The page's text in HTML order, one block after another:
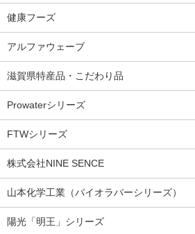
健康フーズ
アルファウェーブ
滋賀県特産品・こだわり品
Prowaterシリーズ
FTWシリーズ
株式会社NINE SENCE
山本化学工業（バイオラバーシリーズ）
陽光「明王」シリーズ